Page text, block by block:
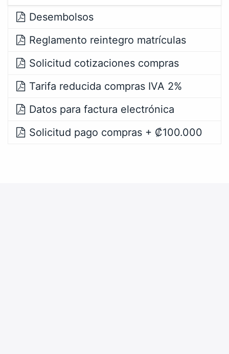
Desembolsos
Reglamento reintegro matrículas
Solicitud cotizaciones compras
Tarifa reducida compras IVA 2%
Datos para factura electrónica
Solicitud pago compras + ₡100.000